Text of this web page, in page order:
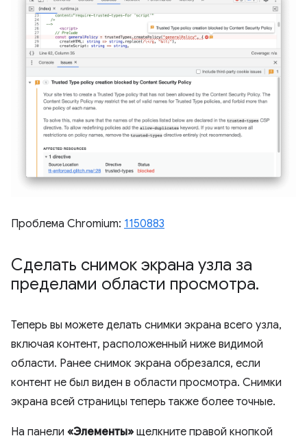
Проблема Chromium: 1150883
Сделать снимок экрана узла за
пределами области просмотра.
Теперь вы можете делать снимки экрана всего узла,
включая контент, расположенный ниже видимой
области. Ранее снимок экрана обрезался, если
контент не был виден в области просмотра. Снимки
экрана всей страницы теперь также более точные.
На панели «Элементы» щелкните правой кнопкой